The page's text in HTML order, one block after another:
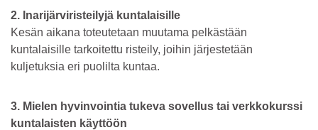
2. Inarijärviristeilyjä kuntalaisille
Kesän aikana toteutetaan muutama pelkästään
kuntalaisille tarkoitettu risteily, joihin järjestetään
kuljetuksia eri puolilta kuntaa.
3. Mielen hyvinvointia tukeva sovellus tai verkkokurssi
kuntalaisten käyttöön